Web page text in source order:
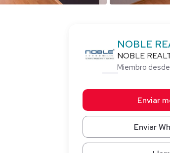
NOBLE
NOBLE
Miembro
Enviar
Enviar